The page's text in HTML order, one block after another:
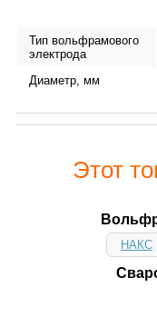
Тип вольфрамового
электрода
Диаметр, мм
Этот
НАКС